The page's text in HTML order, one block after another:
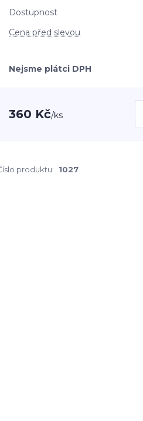
Dostupnost
Cena před slevou
Nejsme plátci DPH
360 Kč/ks
produktu: 1027